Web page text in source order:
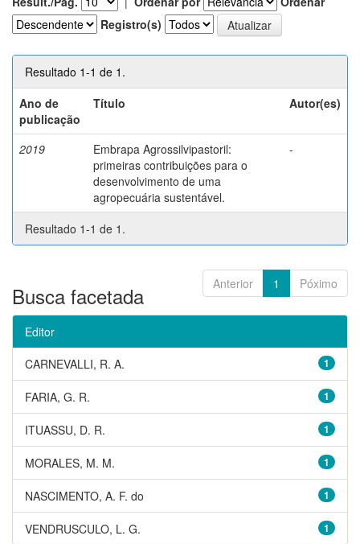
Registro(s)
Resultado 1-1 de 1.
Ano de
publicação
Título Autor(es)
2019
Embrapa Agrossilvipastoril:
primeiras contribuições para o
desenvolvimento de uma
agropecuária sustentável.
-
Resultado 1-1 de 1.
Anterior 1 Póximo
Busca facetada
Editor
1
CARNEVALLI, R. A.
1
FARIA, G. R.
1
ITUASSU, D. R.
1
MORALES, M. M.
1
NASCIMENTO, A. F. do
1
VENDRUSCULO, L. G.